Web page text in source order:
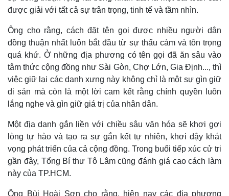
được giải với tất cả sự trân trọng, tinh tế và tầm nhìn.
Ông cho rằng, cách đặt tên gọi được nhiều người dân
đồng thuận nhất luôn bắt đầu từ sự thấu cảm và tôn trọng
quá khứ. Ở những địa phương có tên gọi đã ăn sâu vào
tâm thức cộng đồng như Sài Gòn, Chợ Lớn, Gia Định..., thì
việc giữ lại các danh xưng này không chỉ là một sự gìn giữ
di sản mà còn là một lời cam kết rằng chính quyền luôn
lắng nghe và gìn giữ giá trị của nhân dân.
Một địa danh gắn liền với chiều sâu văn hóa sẽ khơi gợi
lòng tự hào và tạo ra sự gắn kết tự nhiên, khơi dậy khát
vọng phát triển của cả cộng đồng. Trong buổi tiếp xúc cử tri
gần đây, Tổng Bí thư Tô Lâm cũng đánh giá cao cách làm
này của TP.HCM.
Ông Bùi Hoài Sơn cho rằng, hiện nay các địa phương